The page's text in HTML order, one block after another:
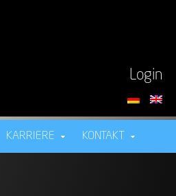
Login
KARRIERE KONTAKT